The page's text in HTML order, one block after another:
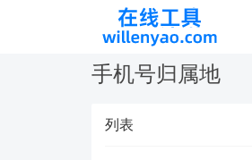
手机号归属地
列表